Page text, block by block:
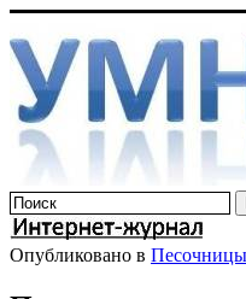
Опубликовано в Песочницы